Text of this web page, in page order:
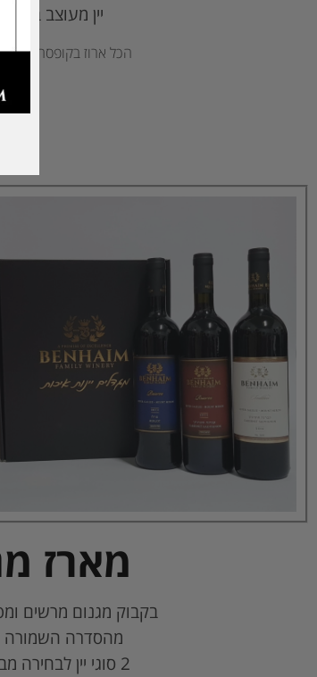
יין מעוצב
הכל ארוז בקופסה
מארז
בקבוק מגנום מרשים ומפואר
מהסדרה השמורה
2 סוגי יין לבחירה מבציר 2016.